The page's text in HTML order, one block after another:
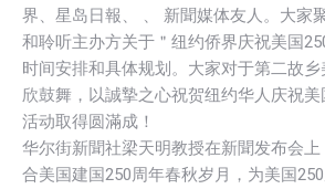
界、星岛日報、 、 新聞媒体友人。大家
和聆听主办方关于＂纽约侨界庆祝美国
时间安排和具体规划。大家对于第二故
欣鼓舞，以誠摯之心祝贺纽约华人庆祝
活动取得圆滿成！
华尔街新聞社梁天明教授在新聞发布会
合美国建国250周年春秋岁月，为美国